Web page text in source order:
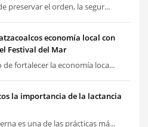
preservar el orden, la segur...
economía local con
Festival del Mar
fortalecer la economía loca...
la importancia de la lactancia
es una de las prácticas má...